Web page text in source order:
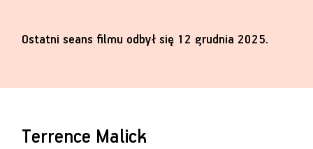
Ostatni seans filmu odbył się 12 grudnia 2025.
Terrence Malick